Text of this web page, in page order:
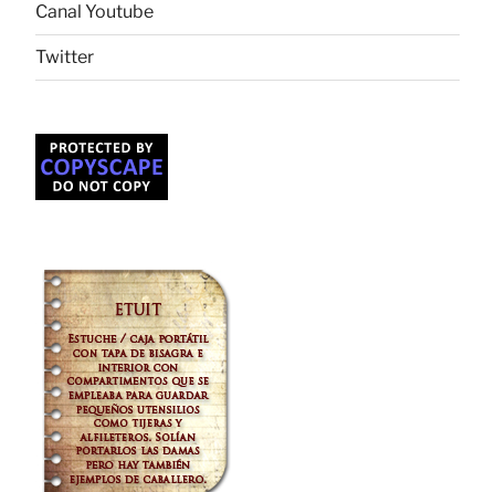
Canal Youtube
Twitter